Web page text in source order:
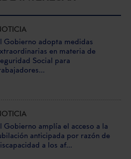
Gobierno adopta medidas
en materia de
Social para
Gobierno amplía el acceso a la
anticipada por razón de
a los af...